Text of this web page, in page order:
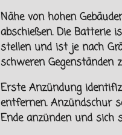
Nähe von hohen
abschießen. Die Batterie
stellen und ist je nach
schweren Gegenständen
Erste Anzündung
entfernen. Anzündschur
Ende anzünden und